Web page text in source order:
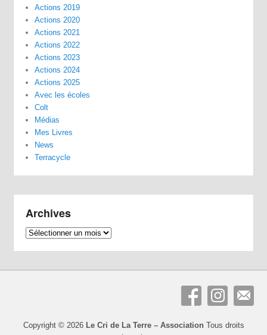
Actions 2019
Actions 2020
Actions 2021
Actions 2022
Actions 2023
Actions 2024
Actions 2025
Avec les écoles
Colt
Médias
Mes Livres
News
Terracycle
Archives
Archives
Copyright © 2026 Le Cri de La Terre – Association Tous droits